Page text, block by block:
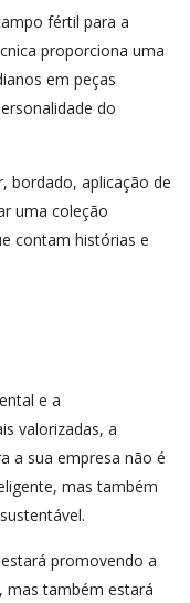
fértil para a
proporciona uma
em peças
do
bordado, aplicação de
uma coleção
contam histórias e
e a
valorizadas, a
a sua empresa não é
mas também
promovendo a
mas também estará